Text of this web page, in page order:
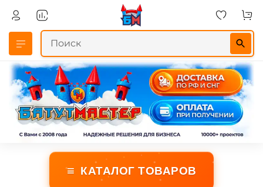
≡ КАТАЛОГ ТОВАРОВ